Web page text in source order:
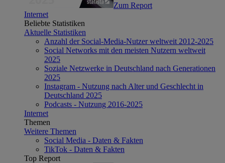
Zum Report
Internet
Beliebte Statistiken
Aktuelle Statistiken
Anzahl der Social-Media-Nutzer weltweit 2012-2025
Social Networks mit den meisten Nutzern weltweit
2025
Soziale Netzwerke in Deutschland nach Generationen
2025
Instagram - Nutzung nach Alter und Geschlecht in
Deutschland 2025
Podcasts - Nutzung 2016-2025
Internet
Themen
Weitere Themen
Social Media - Daten & Fakten
TikTok - Daten & Fakten
Top Report